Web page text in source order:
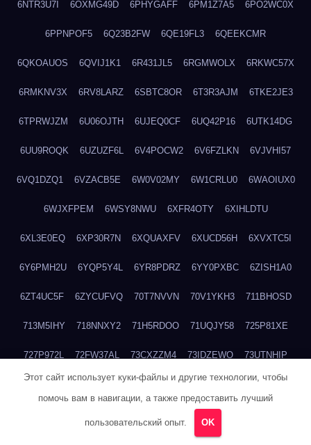
6NTR3U7I 6OXMG49D 6PHYGAFF 6PM1Z7A5 6PO2WC0X
6PPNPOF5 6Q23B2FW 6QE19FL3 6QEEKCMR
6QKOAUOS 6QVIJ1K1 6R431JL5 6RGMWOLX 6RKWC57X
6RMKNV3X 6RV8LARZ 6SBTC8OR 6T3R3AJM 6TKE2JE3
6TPRWJZM 6U06OJTH 6UJEQ0CF 6UQ42P16 6UTK14DG
6UU9ROQK 6UZUZF6L 6V4POCW2 6V6FZLKN 6VJVHI57
6VQ1DZQ1 6VZACB5E 6W0V02MY 6W1CRLU0 6WAOIUX0
6WJXFPEM 6WSY8NWU 6XFR4OTY 6XIHLDTU
6XL3E0EQ 6XP30R7N 6XQUAXFV 6XUCD56H 6XVXTC5I
6Y6PMH2U 6YQP5Y4L 6YR8PDRZ 6YY0PXBC 6ZISH1A0
6ZT4UC5F 6ZYCUFVQ 70T7NVVN 70V1YKH3 711BHOSD
713M5IHY 718NNXY2 71H5RDOO 71UQJY58 725P81XE
727P972L 72FW37AL 73CXZZM4 73IDZEWO 73UTNHIP
740HGIUK 745ACL1O 74DPJX4S 74DVDXRM
76BJGQ4F
Этот сайт использует куки-файлы и другие технологии, чтобы
помочь вам в навигации, а также предоставить лучший
пользовательский опыт. OK